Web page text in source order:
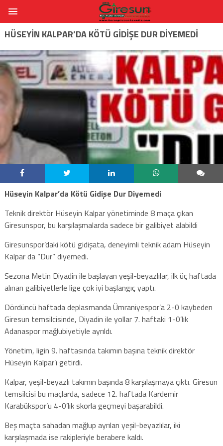
HÜSEYIN KALPAR’DA KÖTÜ GIDIŞE DUR DIYEMEDI
Hüseyin Kalpar’da Kötü Gidişe Dur Diyemedi
Teknik direktör Hüseyin Kalpar yönetiminde 8 maça çıkan
Giresunspor, bu karşılaşmalarda sadece bir galibiyet alabildi
Giresunspor’daki kötü gidişata, deneyimli teknik adam Hüseyin
Kalpar da “Dur” diyemedi.
Sezona Metin Diyadin ile başlayan yeşil-beyazlılar, ilk üç haftada
alınan galibiyetlerle lige çok iyi başlangıç yaptı.
Dördüncü haftada deplasmanda Ümraniyespor’a 2-0 kaybeden
Giresun temsilcisinde, Diyadin ile yollar 7. haftaki 1-0’lık
Adanaspor mağlubiyetiyle ayrıldı.
Yönetim, ligin 9. haftasında takımın başına teknik direktör
Hüseyin Kalpar’ı getirdi.
Kalpar, yeşil-beyazlı takımın başında 8 karşılaşmaya çıktı. Giresun
temsilcisi bu maçlarda, sadece 12. haftada Kardemir
Karabükspor’u 4-0’lık skorla geçmeyi başarabildi.
Beş maçta sahadan mağlup ayrılan yeşil-beyazlılar, iki
karşılaşmada ise rakipleriyle berabere kaldı.